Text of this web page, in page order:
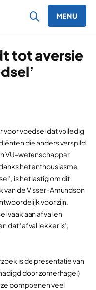
MENU
tot aversie
voor voedsel dat volledig
die anders verspild
VU-wetenschapper
het enthousiasme
is het lastig om dit
van de Visser-Amundson
voor zijn.
vaak aan afval en
‘afval lekker is’,
is de presentatie van
door zomerhagel)
pompoenen veel